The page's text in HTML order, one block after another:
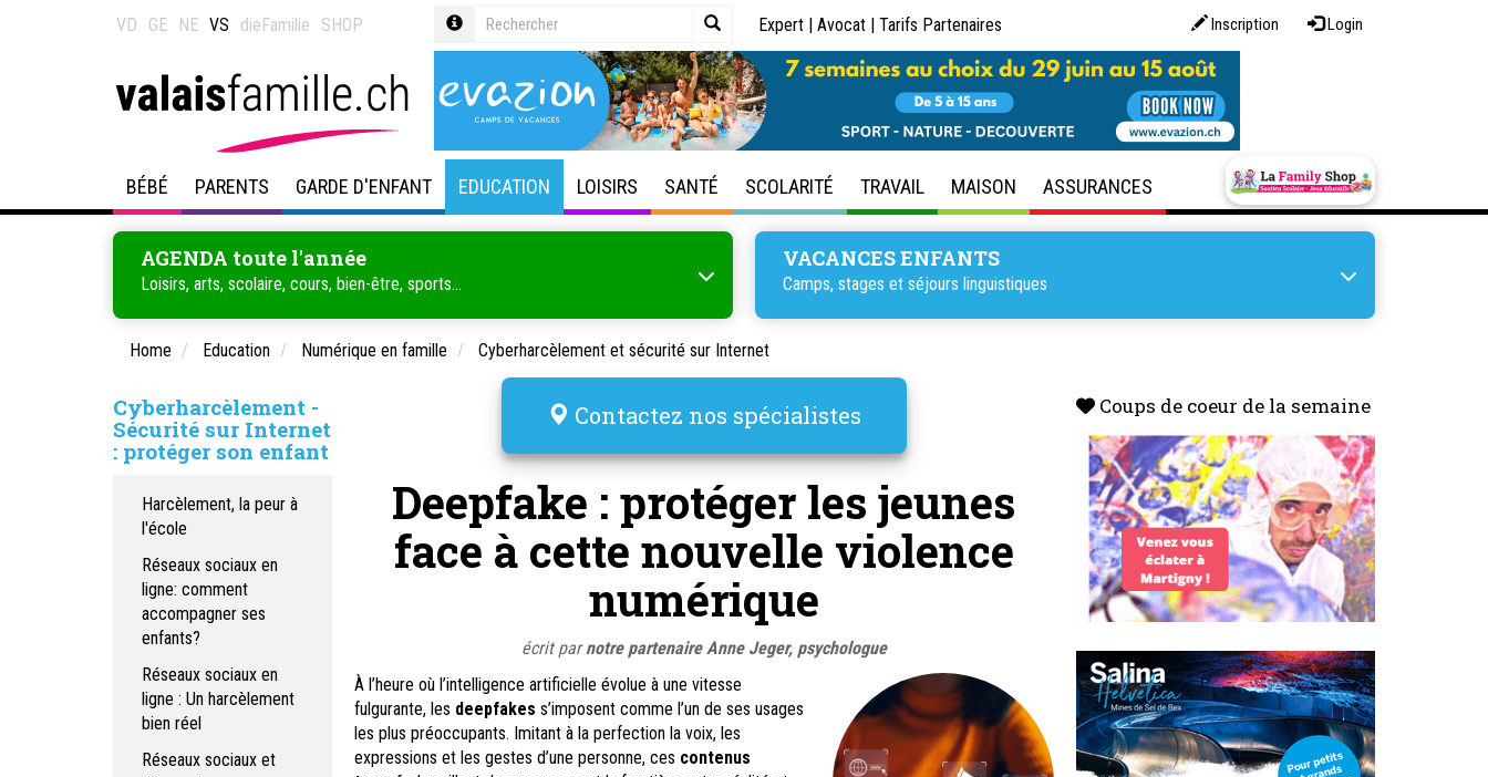
VD GE NE VS dieFamilie SHOP Inscription Login
Expert | Avocat | Tarifs Partenaires
BÉBÉ PARENTS GARDE D'ENFANT EDUCATION LOISIRS SANTÉ SCOLARITÉ TRAVAIL MAISON ASSURANCES
AGENDA toute l'année
Loisirs, arts, scolaire, cours, bien-être, sports...
VACANCES ENFANTS
Camps, stages et séjours linguistiques
Home Education Numérique en famille Cyberharcèlement et sécurité sur Internet
Cyberharcèlement -
Sécurité sur Internet
: protéger son enfant
Harcèlement, la peur à
l'école
Réseaux sociaux en
ligne: comment
accompagner ses
enfants?
Réseaux sociaux en
ligne : Un harcèlement
bien réel
Réseaux sociaux et
Contactez nos spécialistes
Deepfake : protéger les jeunes
face à cette nouvelle violence
numérique
écrit parnotre partenaire Anne Jeger, psychologue
À l’heure où l’intelligence artificielle évolue à une vitesse
fulgurante, les deepfakes s’imposent comme l’un de ses usages
les plus préoccupants. Imitant à la perfection la voix, les
expressions et les gestes d’une personne, ces contenus
Coups de coeur de la semaine